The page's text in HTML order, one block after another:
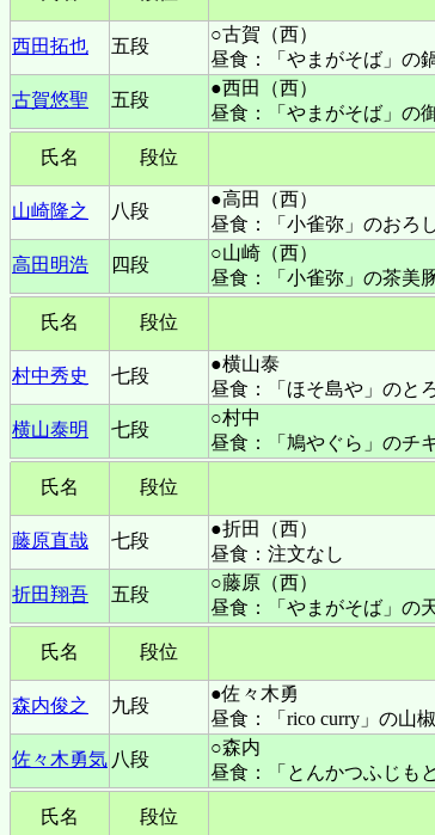
西田拓也
五段
○古賀（西）
昼食：「やまがそば」の
古賀悠聖 五段
●西田（西）
昼食：「やまがそば」の
氏名 段位
山崎隆之
八段
●高田（西）
昼食：「小雀弥」のおろ
高田明浩
四段
○山崎（西）
昼食：「小雀弥」の茶美
氏名 段位
村中秀史
七段
●横山泰
昼食：「ほそ島や」のと
横山泰明
七段
○村中
昼食：「鳩やぐら」のチ
氏名 段位
藤原直哉
七段
●折田（西）
昼食：注文なし
折田翔吾
五段
○藤原（西）
昼食：「やまがそば」の
氏名 段位
森内俊之
九段
●佐々木勇
昼食：「rico curry」の山
佐々木勇気 八段
○森内
昼食：「とんかつふじも
氏名 段位